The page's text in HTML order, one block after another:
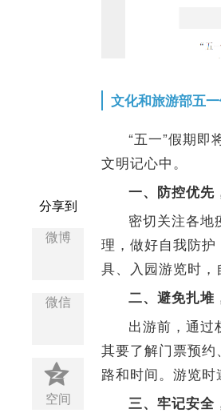
文化和旅游部五
“五一”假期即
文明记心中。
一、防控优先
密切关注各地
理，做好自我防
具、入园游览时，
二、避免扎堆
出游前，通过
其要了解门票预
路和时间。游览时
三、牢记安全
分享到
微博
微信
空间